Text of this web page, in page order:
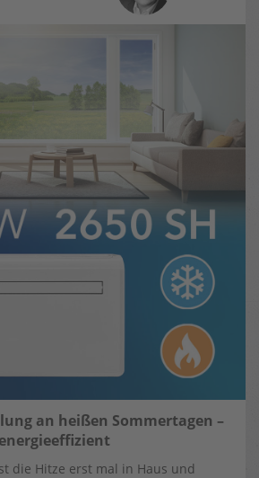
an heißen Sommertagen –
die Hitze erst mal in Haus und